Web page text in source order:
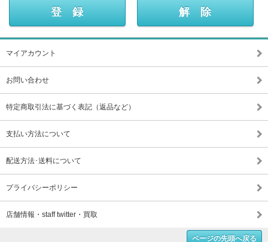
マイアカウント
お問い合わせ
特定商取引法に基づく表記（返品など）
支払い方法について
配送方法･送料について
プライバシーポリシー
店舗情報・staff twitter・買取
ページの先頭へ戻る